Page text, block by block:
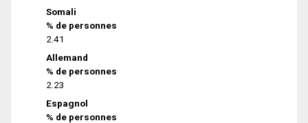
Somali
% de personnes
2.41
Allemand
% de personnes
2.23
Espagnol
% de personnes